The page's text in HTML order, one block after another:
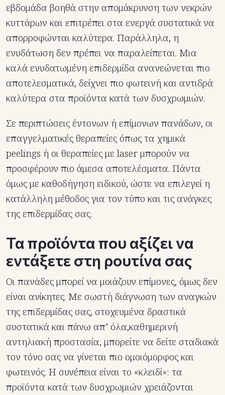
εβδομάδα βοηθά στην απομάκρυνση των νεκρών
κυττάρων και επιτρέπει στα ενεργά συστατικά να
απορροφώνται καλύτερα. Παράλληλα, η
ενυδάτωση δεν πρέπει να παραλείπεται. Μια
καλά ενυδατωμένη επιδερμίδα ανανεώνεται πιο
αποτελεσματικά, δείχνει πιο φωτεινή και αντιδρά
καλύτερα στα προϊόντα κατά των δυσχρωμιών.
Σε περιπτώσεις έντονων ή επίμονων πανάδων, οι
επαγγελματικές θεραπείες όπως τα χημικά
peelings ή οι θεραπείες με laser μπορούν να
προσφέρουν πιο άμεσα αποτελέσματα. Πάντα
όμως με καθοδήγηση ειδικού, ώστε να επιλεγεί η
κατάλληλη μέθοδος για τον τύπο και τις ανάγκες
της επιδερμίδας σας.
Τα προϊόντα που αξίζει να
εντάξετε στη ρουτίνα σας
Οι πανάδες μπορεί να μοιάζουν επίμονες, όμως δεν
είναι ανίκητες. Με σωστή διάγνωση των αναγκών
της επιδερμίδας σας, στοχευμένα δραστικά
συστατικά και πάνω απ’ όλα,καθημερινή
αντηλιακή προστασία, μπορείτε να δείτε σταδιακά
τον τόνο σας να γίνεται πιο ομοιόμορφος και
φωτεινός. Η συνέπεια είναι το «κλειδί»: τα
προϊόντα κατά των δυσχρωμιών χρειάζονται